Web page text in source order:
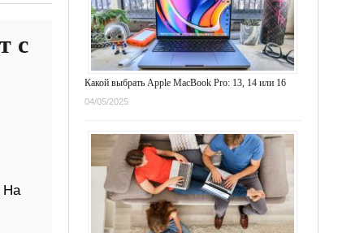
с
На
Какой выбрать Apple MacBook Pro: 13, 14 или 16
04/05/2025